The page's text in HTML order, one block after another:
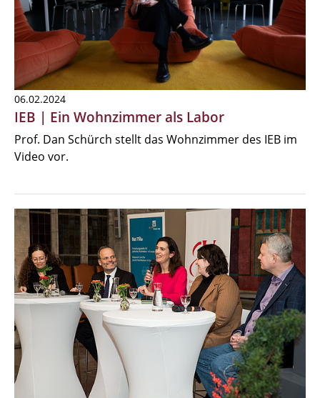
06.02.2024
IEB | Ein Wohnzimmer als Labor
Prof. Dan Schürch stellt das Wohnzimmer des IEB im
Video vor.